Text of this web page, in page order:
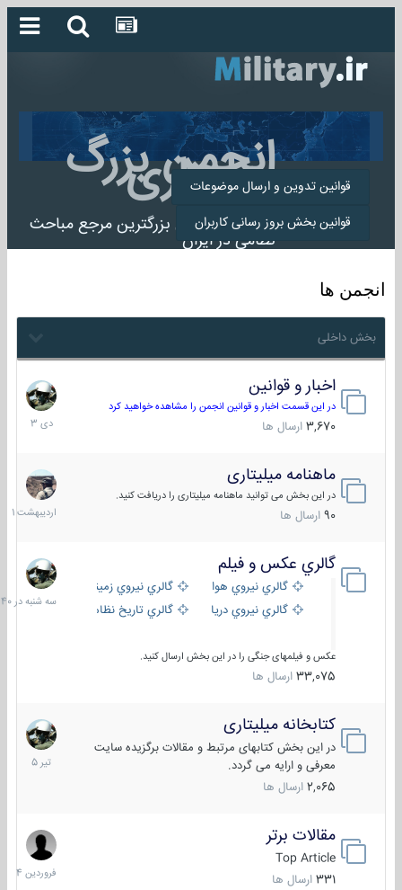
انجمن بزرگ
میلیتاری
انجمن میلیتاری بزرگترین مرجع مباحث
نظامی در ایران
قوانین تدوین و ارسال موضوعات
قوانین بخش بروز رسانی کاربران
انجمن ها
بخش داخلی
اخبار و قوانین
در این قسمت اخبار و قوانین انجمن را مشاهده خواهید کرد
3,670 ارسال ها
22
دی
1403
ماهنامه میلیتاری
در این بخش می توانید ماهنامه میلیتاری را دریافت کنید.
90 ارسال ها
30
1401
گالري عكس و فيلم
گالري نيروي هوايي
گالري نيروي زميني
گالري نيروي دريايي
گالري تاریخ نظامی
عکس و فیلمهای جنگی را در این بخش ارسال کنید.
33,075 ارسال ها
سه
شنبه
در
کتابخانه میلیتاری
در این بخش کتابهای مرتبط و مقالات برگزیده سایت
معرفی و ارایه می گردد.
2,065 ارسال ها
16
تیر
1405
مقالات برتر
Top Article
331 ارسال ها
29
فروردین
1404